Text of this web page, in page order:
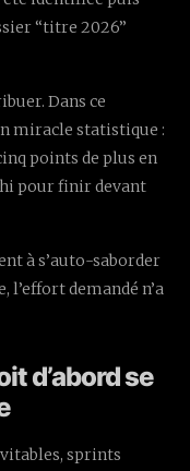
“titre 2026”
Dans ce
miracle statistique :
points de plus en
pour finir devant
à s’auto-saborder
demandé n’a
d’abord se
sprints